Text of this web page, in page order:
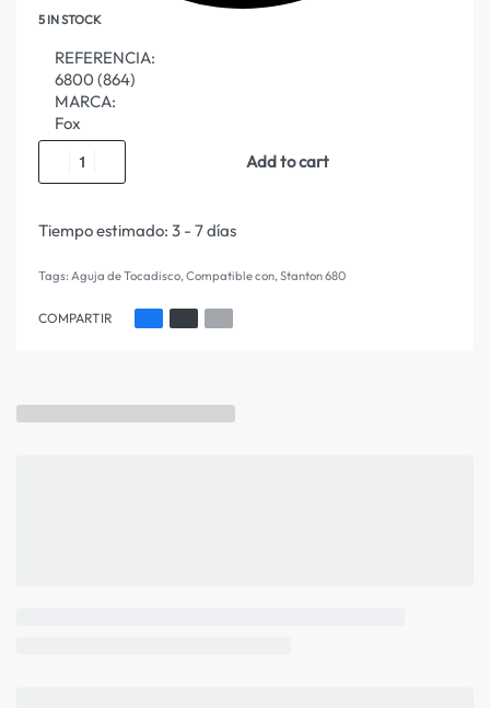
5 IN STOCK
REFERENCIA:
6800 (864)
MARCA:
Fox
Add to cart
Tiempo estimado: 3 - 7 días
Tags: Aguja de Tocadisco, Compatible con, Stanton 680
COMPARTIR